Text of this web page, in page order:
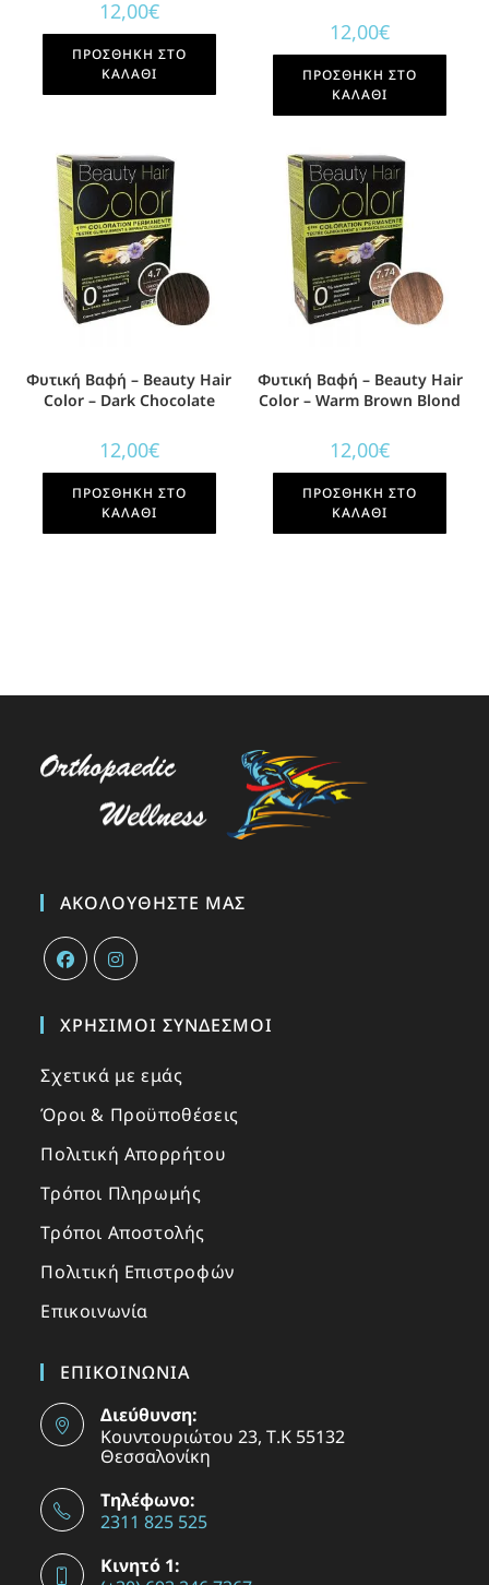
12,00€
ΠΡΟΣΘΉΚΗ ΣΤΟ
ΚΑΛΆΘΙ
12,00€
ΠΡΟΣΘΉΚΗ ΣΤΟ
ΚΑΛΆΘΙ
Φυτική Βαφή – Beauty Hair
Color – Dark Chocolate
12,00€
ΠΡΟΣΘΉΚΗ ΣΤΟ
ΚΑΛΆΘΙ
Φυτική Βαφή – Beauty Hair
Color – Warm Brown Blond
12,00€
ΠΡΟΣΘΉΚΗ ΣΤΟ
ΚΑΛΆΘΙ
ΑΚΟΛΟΥΘΉΣΤΕ ΜΑΣ
ΧΡΉΣΙΜΟΙ ΣΎΝΔΕΣΜΟΙ
Σχετικά με εμάς
Όροι & Προϋποθέσεις
Πολιτική Απορρήτου
Τρόποι Πληρωμής
Τρόποι Αποστολής
Πολιτική Επιστροφών
Επικοινωνία
ΕΠΙΚΟΙΝΩΝΙΑ
Διεύθυνση:
Κουντουριώτου 23, Τ.Κ 55132
Θεσσαλονίκη
Τηλέφωνο:
2311 825 525
Κινητό 1: